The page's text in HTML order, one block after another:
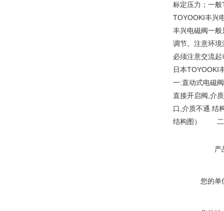
标定压力；一
TOYOOKI丰兴
丰兴电磁阀一
调节。注意环
必须注意交流
日本TOYOOKI
一:直动式电磁
直接开启阀,介
口,介质不通.结
结构图） 二,
产
您的单